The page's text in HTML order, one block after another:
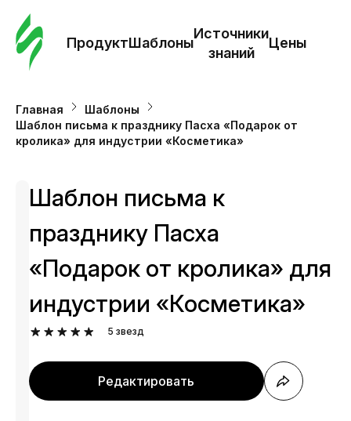
ПродуктШаблоны
Источники
знаний
Цены
Главная
Шаблоны
Шаблон письма к празднику Пасха «Подарок от
кролика» для индустрии «Косметика»
Шаблон письма к
празднику Пасха
«Подарок от кролика» для
индустрии «Косметика»
5 звезд
Редактировать